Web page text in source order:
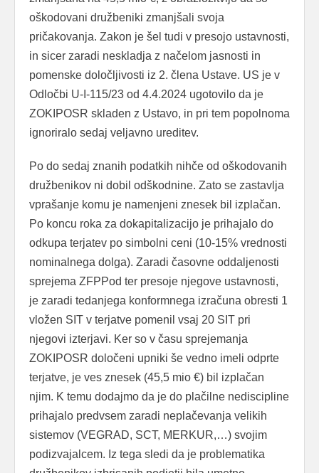
oškodovani družbeniki zmanjšali svoja
pričakovanja. Zakon je šel tudi v presojo ustavnosti,
in sicer zaradi neskladja z načelom jasnosti in
pomenske določljivosti iz 2. člena Ustave. US je v
Odločbi U-I-115/23 od 4.4.2024 ugotovilo da je
ZOKIPOSR skladen z Ustavo, in pri tem popolnoma
ignoriralo sedaj veljavno ureditev.
Po do sedaj znanih podatkih nihče od oškodovanih
družbenikov ni dobil odškodnine. Zato se zastavlja
vprašanje komu je namenjeni znesek bil izplačan.
Po koncu roka za dokapitalizacijo je prihajalo do
odkupa terjatev po simbolni ceni (10-15% vrednosti
nominalnega dolga). Zaradi časovne oddaljenosti
sprejema ZFPPod ter presoje njegove ustavnosti,
je zaradi tedanjega konformnega izračuna obresti 1
vložen SIT v terjatve pomenil vsaj 20 SIT pri
njegovi izterjavi. Ker so v času sprejemanja
ZOKIPOSR določeni upniki še vedno imeli odprte
terjatve, je ves znesek (45,5 mio €) bil izplačan
njim. K temu dodajmo da je do plačilne nediscipline
prihajalo predvsem zaradi neplačevanja velikih
sistemov (VEGRAD, SCT, MERKUR,…) svojim
podizvajalcem. Iz tega sledi da je problematika